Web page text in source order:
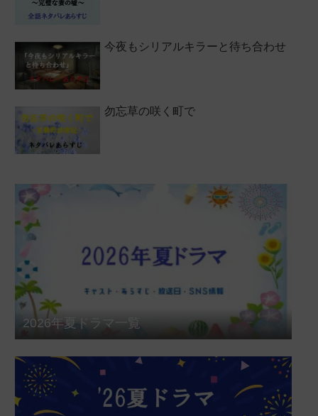
今夜もシリアルキラーと待ち合わせ
勿忘草の咲く町で
2026年夏ドラマ一覧